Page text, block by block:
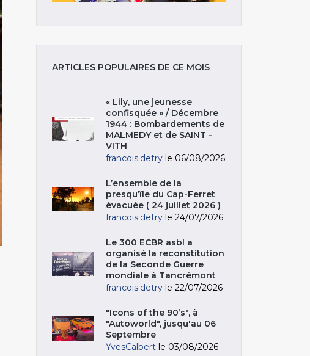
ARTICLES POPULAIRES DE CE MOIS
« Lily, une jeunesse
confisquée » / Décembre
1944 : Bombardements de
MALMEDY et de SAINT -
VITH
francois.detry le 06/08/2026
L’ensemble de la
presqu’île du Cap-Ferret
évacuée ( 24 juillet 2026 )
francois.detry le 24/07/2026
Le 300 ECBR asbl a
organisé la reconstitution
de la Seconde Guerre
mondiale à Tancrémont
francois.detry le 22/07/2026
"Icons of the 90’s", à
"Autoworld", jusqu'au 06
Septembre
YvesCalbert le 03/08/2026